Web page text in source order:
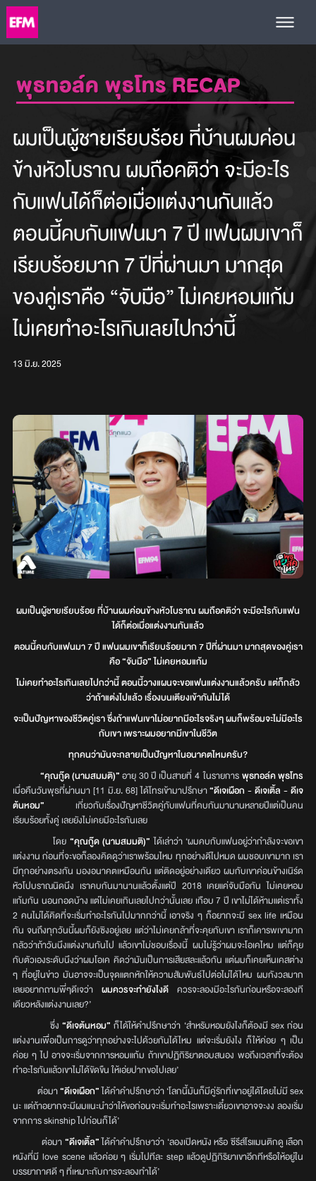
พุธทอล์ค พุธโทร RECAP
ผมเป็นผู้ชายเรียบร้อย ที่บ้านผมค่อน
ข้างหัวโบราณ ผมถือคติว่า จะมีอะไร
กับแฟนได้ก็ต่อเมื่อแต่งงานกันแล้ว
ตอนนี้คบกับแฟนมา 7 ปี แฟนผมเขาก็
เรียบร้อยมาก 7 ปีที่ผ่านมา มากสุด
ของคู่เราคือ “จับมือ” ไม่เคยหอมแก้ม
ไม่เคยทำอะไรเกินเลยไปกว่านี้
13 มิ.ย. 2025
ผมเป็นผู้ชายเรียบร้อย ที่บ้านผมค่อนข้างหัวโบราณ ผมถือคติว่า จะมีอะไรกับแฟน
ได้ก็ต่อเมื่อแต่งงานกันแล้ว
ตอนนี้คบกับแฟนมา 7 ปี แฟนผมเขาก็เรียบร้อยมาก 7 ปีที่ผ่านมา มากสุดของคู่เรา
คือ “จับมือ” ไม่เคยหอมแก้ม
ไม่เคยทำอะไรเกินเลยไปกว่านี้ ตอนนี้วางแผนจะขอแฟนแต่งงานแล้วครับ แต่ก็กลัว
ว่าถ้าแต่งไปแล้ว เรื่องบนเตียงเข้ากันไม่ได้
จะเป็นปัญหาของชีวิตคู่เรา ซึ่งถ้าแฟนเขาไม่อยากมีอะไรจริงๆ ผมก็พร้อมจะไม่มีอะไร
กับเขา เพราะผมอยากมีเขาในชีวิต
ทุกคนว่ามันจะกลายเป็นปัญหาในอนาคตไหมครับ?
“คุณกู๊ด (นามสมมติ)”อายุ 30 ปี เป็นสายที่ 4 ในรายการพุธทอล์ค พุธโทร
เมื่อคืนวันพุธที่ผ่านมา [11 มิ.ย. 68] ได้โทรเข้ามาปรึกษา“ดีเจเผือก - ดีเจเติ้ล - ดีเจ
ต้นหอม” เกี่ยวกับเรื่องปัญหาชีวิตคู่กับแฟนที่คบกันมานานหลายปีแต่เป็นคน
เรียบร้อยทั้งคู่ เลยยังไม่เคยมีอะไรกันเลย
โดย “คุณกู๊ด (นามสมมติ)” ได้เล่าว่า ‘ผมคบกับแฟนอยู่ว่ากำลังจะขอเขา
แต่งงาน ก่อนที่จะขอก็ลองคิดดูว่าเราพร้อมไหม ทุกอย่างดีไปหมด ผมชอบเขามาก เรา
มีทุกอย่างตรงกัน มองอนาคตเหมือนกัน แต่ติดอยู่อย่างเดียว ผมกับเขาค่อนข้างเนิร์ด
หัวโปบราณนิดนึง เราคบกันมานานแล้วตั้งแต่ปี 2018 เคยแค่จับมือกัน ไม่เคยหอม
แก้มกัน นอนกอดบ้าง แต่ไม่เคยเกินเลยไปกว่านั้นเลย เกือบ 7 ปี เขาไม่ได้ห้ามแต่เราทั้ง
2 คนไม่ได้คิดที่จะเริ่มทำอะไรกันไปมากกว่านี้ เอาจริง ๆ ก็อยากจะมี sex life เหมือน
กัน จนถึงทุกวันนี้ผมก็ยังซิงอยู่เลย แต่ว่าไม่เคยกล้าที่จะคุยกับเขา เราก็เคารพเขามาก
กลัวว่าถ้าวันนึงแต่งงานกันไป แล้วเขาไม่ชอบเรื่องนี้ ผมไม่รู้ว่าผมจะโอเคไหม แต่ก็คุย
กับตัวเองระดับนึงว่าผมโอเค คิดว่ามันเป็นการเสียสละแล้วกัน แต่ผมก็เคยเห็นเคสต่าง
ๆ ที่อยู่ในข่าว มันอาจจะเป็นจุดแตกหักให้ความสัมพันธ์ไปต่อไม่ได้ไหม ผมกังวลมาก
เลยอยากถามพี่ๆดีเจว่า ผมควรจะทำยังไงดี ควรจะลองมีอะไรกันก่อนหรือจะลองที
เดียวหลังแต่งงานเลย?’
ซึ่ง“ดีเจต้นหอม” ก็ได้ให้คำปรึกษาว่า ‘สำหรับหอมยังไงก็ต้องมี sex ก่อน
แต่งงานเพื่อเป็นการดูว่าทุกอย่างจะไปด้วยกันได้ไหม แต่จะเริ่มยังไง ก็ให้ค่อย ๆ เป็น
ค่อย ๆ ไป อาจจะเริ่มจากการหอมแก้ม ถ้าเขาปฏิกิริยาตอบสนอง พอถึงเวลาที่จะต้อง
ทำอะไรกันแล้วเขาไม่ได้ขัดขืน ให้เอ่ยปากขอไปเลย’
ต่อมา“ดีเจเผือก”ได้คำคำปรึกษาว่า ‘โลกนี้มันก็มีคู่รักที่เขาอยู่ได้โดยไม่มี sex
นะ แต่ถ้าอยากจะมีผมแนะนำว่าให้ขอก่อนจะเริ่มทำอะไรเพราะเดี๋ยวเขาอาจจะงง ลองเริ่ม
จากการ skinship ไปก่อนก็ได้’
ต่อมา“ดีเจเติ้ล”ได้คำคำปรึกษาว่า ‘ลองเปิดหนัง หรือ ซีรีส์โรแมนติกดู เลือก
หนังที่มี love scene แล้วค่อย ๆ เริ่มไปทีละ step แล้วดูปฏิกิริยาเขาอีกทีหรือให้อยู่ใน
บรรยากาศดี ๆ ที่เหมาะกับการจะลองทำได้’